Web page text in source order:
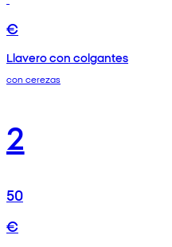
€
Llavero con colgantes
con cerezas
2
50
€